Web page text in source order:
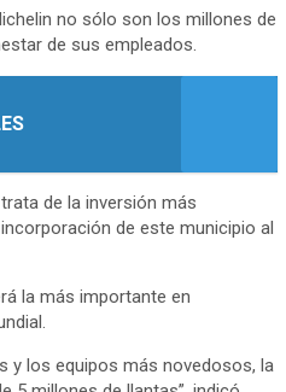
no sólo son los millones de
de sus empleados.
de la inversión más
de este municipio al
la más importante en
y los equipos más novedosos, la